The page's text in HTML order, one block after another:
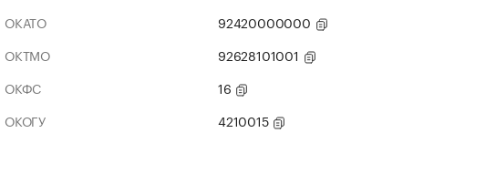
ОКАТО
92420000000
ОКТМО
92628101001
ОКФС
16
ОКОГУ
4210015